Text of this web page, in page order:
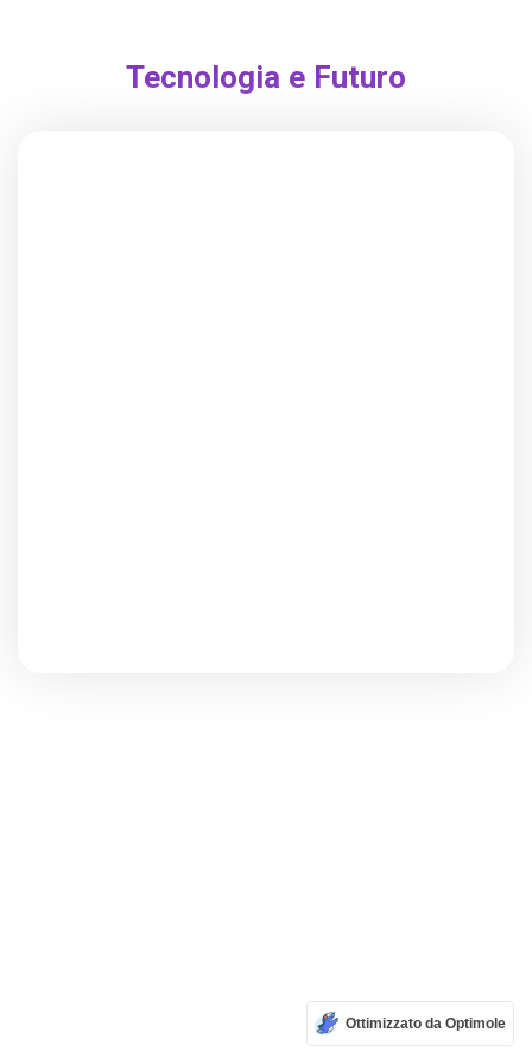
Tecnologia e Futuro
Ottimizzato da Optimole